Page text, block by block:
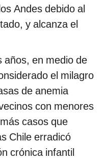
Andes debido al
y alcanza el
años, en medio de
el milagro
de anemia
con menores
casos que
Chile erradicó
crónica infantil